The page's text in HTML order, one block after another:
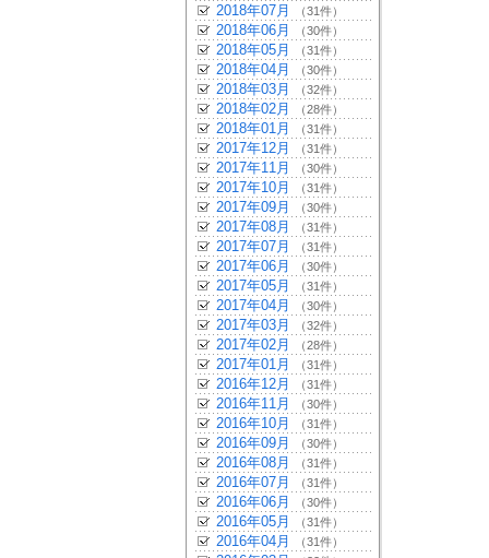
2018年07月 （31件）
2018年06月 （30件）
2018年05月 （31件）
2018年04月 （30件）
2018年03月 （32件）
2018年02月 （28件）
2018年01月 （31件）
2017年12月 （31件）
2017年11月 （30件）
2017年10月 （31件）
2017年09月 （30件）
2017年08月 （31件）
2017年07月 （31件）
2017年06月 （30件）
2017年05月 （31件）
2017年04月 （30件）
2017年03月 （32件）
2017年02月 （28件）
2017年01月 （31件）
2016年12月 （31件）
2016年11月 （30件）
2016年10月 （31件）
2016年09月 （30件）
2016年08月 （31件）
2016年07月 （31件）
2016年06月 （30件）
2016年05月 （31件）
2016年04月 （31件）